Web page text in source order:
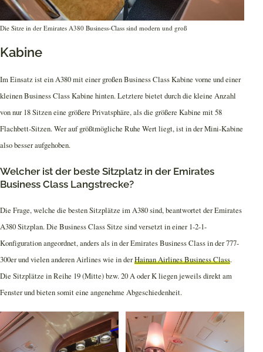
Die Sitze in der Emirates A380 Business-Class sind modern und groß
Kabine
Im Einsatz ist ein A380 mit einer großen Business Class Kabine vorne und einer
kleinen Business Class Kabine hinten. Letztere bietet durch die kleine Anzahl
von nur 18 Sitzen eine größere Privatsphäre, als die größere Kabine mit 58
Flachbett-Sitzen. Wer auf größtmögliche Ruhe Wert liegt, ist in der Mini-Kabine
also besser aufgehoben.
Welcher ist der beste Sitzplatz in der Emirates
Business Class Langstrecke?
Die Frage, welche die besten Sitzplätze im A380 sind, beantwortet der Emirates
A380 Sitzplan. Die Business Class Sitze sind versetzt in einer 1-2-1-
Konfiguration angeordnet, anders als in der Emirates Business Class in der 777-
300er und vielen anderen Airlines wie in derHainan Airlines Business Class.
Die Sitzplätze in Reihe 19 (Mitte) bzw. 20 A oder K liegen jeweils direkt am
Fenster und bieten somit eine angenehme Abgeschiedenheit.